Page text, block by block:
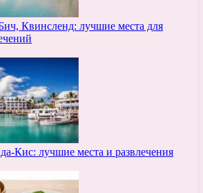
Квинсленд: лучшие места для
Кис: лучшие места и развлечения